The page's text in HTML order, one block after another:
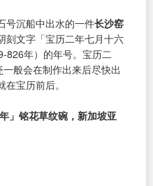
号沉船中出水的一件长沙窑
刻文字「宝历二年七月十六
826年）的年号。宝历二
般会在制作出来后尽快出
宝历前后。
」铭花草纹碗，新加坡亚